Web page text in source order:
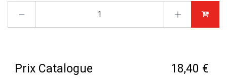
Prix Catalogue 18,40 €